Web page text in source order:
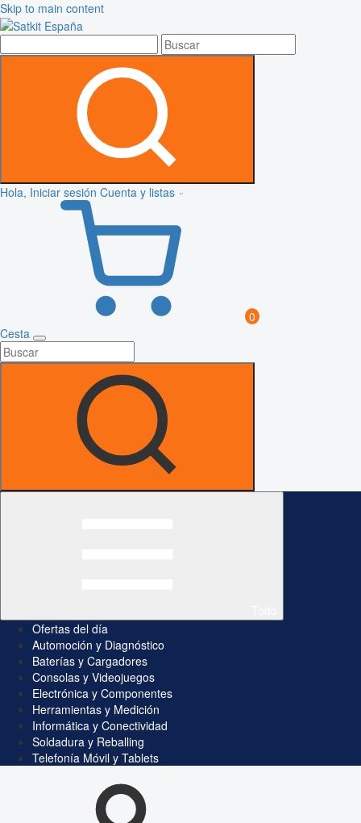
Skip to main content
Hola, Iniciar sesión Cuenta y listas
0
Cesta
Ofertas del día
Automoción y Diagnóstico
Baterías y Cargadores
Consolas y Videojuegos
Electrónica y Componentes
Herramientas y Medición
Informática y Conectividad
Soldadura y Reballing
Telefonía Móvil y Tablets